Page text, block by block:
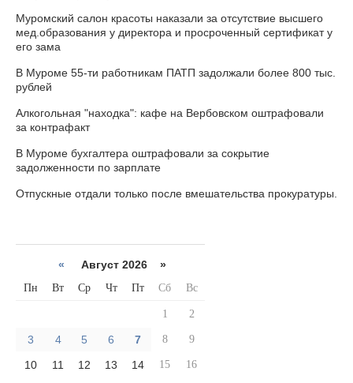
Муромский салон красоты наказали за отсутствие высшего
мед.образования у директора и просроченный сертификат у
его зама
В Муроме 55-ти работникам ПАТП задолжали более 800 тыс.
рублей
Алкогольная "находка": кафе на Вербовском оштрафовали
за контрафакт
В Муроме бухгалтера оштрафовали за сокрытие
задолженности по зарплате
Отпускные отдали только после вмешательства прокуратуры.
« Август 2026 »
Пн Вт Ср Чт Пт Сб Вс
1 2
3 4 5 6 7 8 9
10 11 12 13 14 15 16